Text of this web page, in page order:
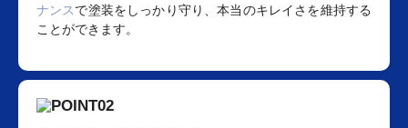
ナンスで塗装をしっかり守り、本当のキレイさを維持する
ことができます。